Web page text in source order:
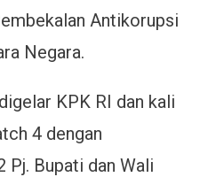
Antikorupsi
Negara.
KPK RI dan kali
4 dengan
Pj. Bupati dan Wali